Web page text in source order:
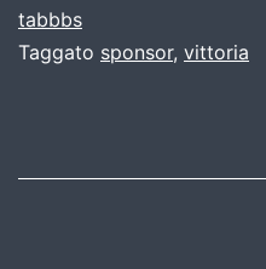
tabbbs
Taggato sponsor, vittoria